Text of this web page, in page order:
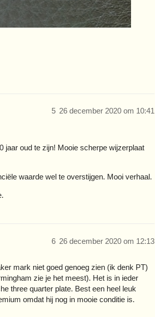
26 december 2020 om 10:41
5
jaar oud te zijn! Mooie scherpe wijzerplaat
waarde wel te overstijgen. Mooi verhaal.
26 december 2020 om 12:13
6
mark niet goed genoeg zien (ik denk PT)
zie je het meest). Het is in ieder
three quarter plate. Best een heel leuk
omdat hij nog in mooie conditie is.